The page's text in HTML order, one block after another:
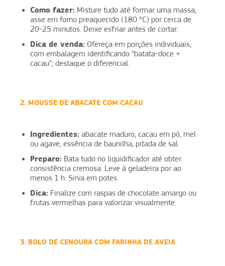
Como fazer: Misture tudo até formar uma massa,
asse em forno preaquecido (180 °C) por cerca de
20-25 minutos. Deixe esfriar antes de cortar.
Dica de venda: Ofereça em porções individuais,
com embalagem identificando “batata-doce +
cacau”; destaque o diferencial.
2. MOUSSE DE ABACATE COM CACAU
Ingredientes: abacate maduro, cacau em pó, mel
ou agave, essência de baunilha, pitada de sal.
Preparo: Bata tudo no liquidificador até obter
consistência cremosa. Leve à geladeira por ao
menos 1 h. Sirva em potes.
Dica: Finalize com raspas de chocolate amargo ou
frutas vermelhas para valorizar visualmente.
3. BOLO DE CENOURA COM FARINHA DE AVEIA